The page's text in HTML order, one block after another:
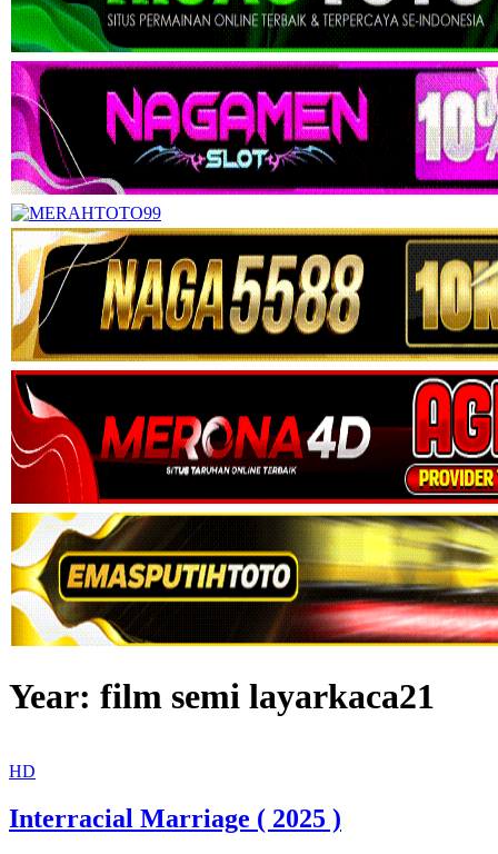
Year: film semi layarkaca21
HD
Interracial Marriage ( 2025 )